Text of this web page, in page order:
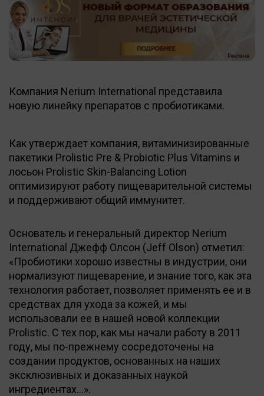
Компания Nerium International представила
новую линейку препаратов с пробиотиками.
Как утверждает компания, витаминизированные
пакетики Prolistic Pre & Probiotic Plus Vitamins и
лосьон Prolistic Skin-Balancing Lotion
оптимизируют работу пищеварительной системы
и поддерживают общий иммунитет.
Основатель и генеральный директор Nerium
International Джефф Олсон (Jeff Olson) отметил:
«Пробиотики хорошо известны в индустрии, они
нормализуют пищеварение, и знание того, как эта
технология работает, позволяет применять ее и в
средствах для ухода за кожей, и мы
использовали ее в нашей новой коллекции
Prolistic. С тех пор, как мы начали работу в 2011
году, мы по-прежнему сосредоточены на
создании продуктов, основанных на наших
эксклюзивных и доказанных наукой
ингредиентах…».